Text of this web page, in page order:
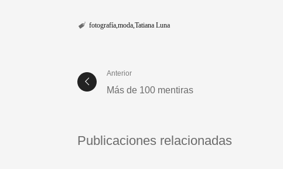
fotografía moda Tatiana Luna
Anterior
Más de 100 mentiras
Publicaciones relacionadas